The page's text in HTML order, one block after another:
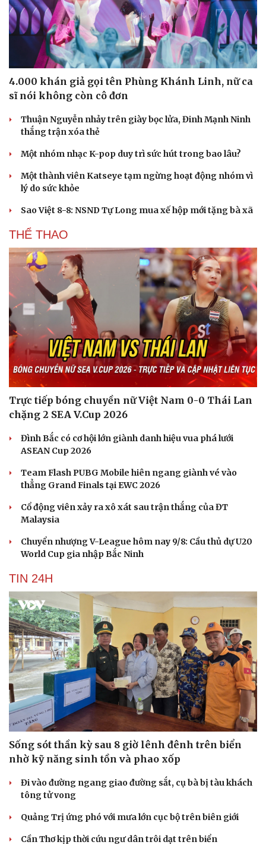
Du lịch
Tư vấn
Săn Tour
Podcast
Câu chuyện thời sự
Kể chuyện cho bé
4.000 khán giả gọi tên Phùng Khánh Linh, nữ ca
sĩ nói không còn cô đơn
Thuận Nguyễn nhảy trên giày bọc lửa, Đinh Mạnh Ninh
thắng trận xóa thẻ
Một nhóm nhạc K-pop duy trì sức hút trong bao lâu?
Một thành viên Katseye tạm ngừng hoạt động nhóm vì
lý do sức khỏe
Sao Việt 8-8: NSND Tự Long mua xế hộp mới tặng bà xã
THỂ THAO
Trực tiếp bóng chuyền nữ Việt Nam 0-0 Thái Lan
chặng 2 SEA V.Cup 2026
Đình Bắc có cơ hội lớn giành danh hiệu vua phá lưới
ASEAN Cup 2026
Team Flash PUBG Mobile hiên ngang giành vé vào
thẳng Grand Finals tại EWC 2026
Cổ động viên xảy ra xô xát sau trận thắng của ĐT
Malaysia
Chuyển nhượng V-League hôm nay 9/8: Cầu thủ dự U20
World Cup gia nhập Bắc Ninh
TIN 24H
Sống sót thần kỳ sau 8 giờ lênh đênh trên biển
nhờ kỹ năng sinh tồn và phao xốp
Đi vào đường ngang giao đường sắt, cụ bà bị tàu khách
tông tử vong
Quảng Trị ứng phó với mưa lớn cục bộ trên biên giới
Cần Thơ kịp thời cứu ngư dân trôi dạt trên biển